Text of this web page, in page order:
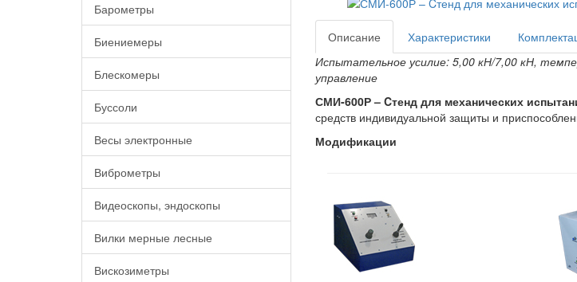
Барометры
Биениемеры
Блескомеры
Буссоли
Весы электронные
Виброметры
Видеоскопы, эндоскопы
Вилки мерные лесные
Вискозиметры
Описание Характеристики
Испытательное усилие: 5,00 кН/7,00 кН,
управление
СМИ-600Р – Cтенд для механических
средств индивидуальной защиты и
Модификации